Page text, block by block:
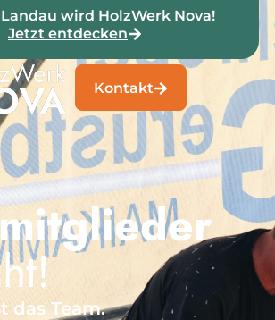
wird HolzWerk Nova!
Jetzt entdecken
Kontakt
das Team.